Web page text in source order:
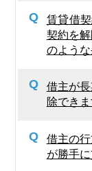
Q
賃貸借
契約を
のような
Q
借主が
除できま
Q
借主の
が勝手